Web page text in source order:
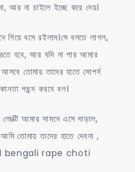
আর না চাইলে ইচ্ছে করে দেয়।
গিয়ে বসে রইলাম।সে বলতে লাগল,
হবে, আর যদি না পার আমার
তোমায় তাদের হাতে সোপর্দ
পছন্দ করবে বল।
আমার সামনে এসে দাড়াল,
তোমায় তাদের হাতে দেবনা ,
bengali rape choti